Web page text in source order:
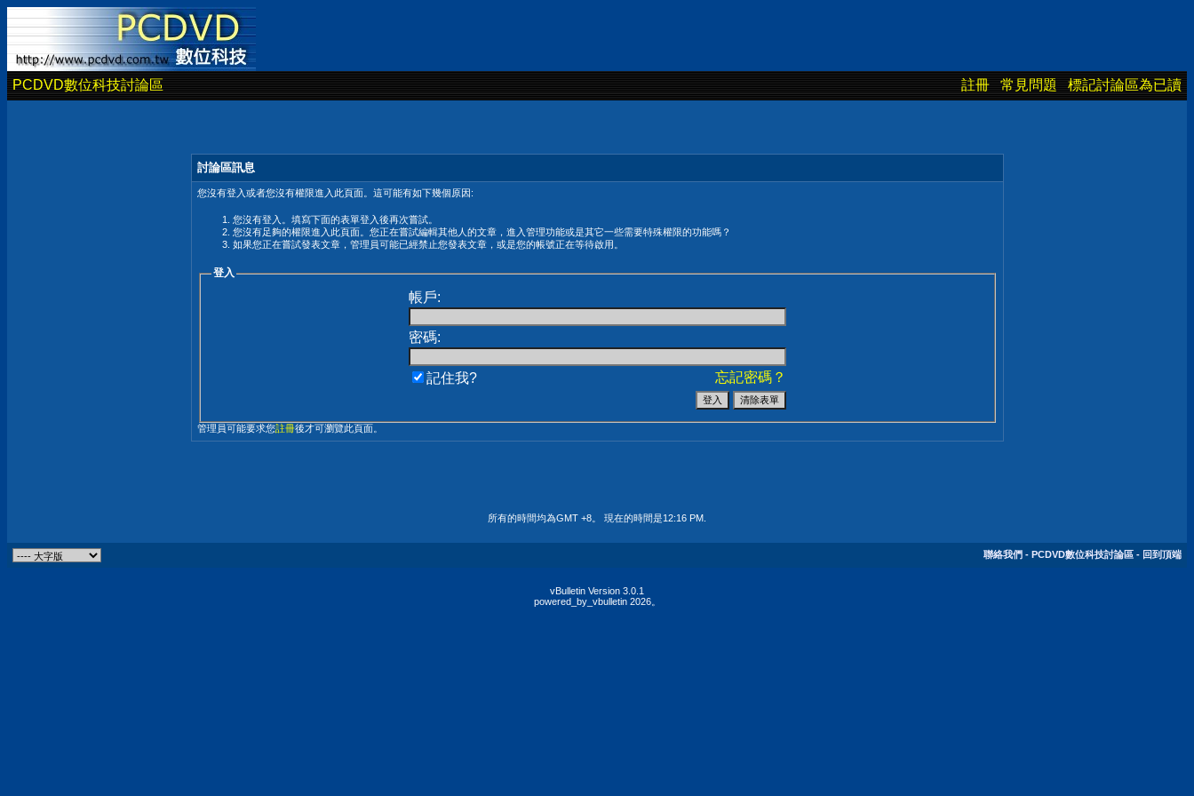
PCDVD數位科技討論區 註冊 常見問題 標記討論區為已讀
討論區訊息
您沒有登入或者您沒有權限進入此頁面。這可能有如下幾個原因:
您沒有登入。填寫下面的表單登入後再次嘗試。
您沒有足夠的權限進入此頁面。您正在嘗試編輯其他人的文章，進入管理功能或是其它一些需要特殊權限的功能嗎？
如果您正在嘗試發表文章，管理員可能已經禁止您發表文章，或是您的帳號正在等待啟用。
登入
帳戶:
密碼:
忘記密碼？
記住我?
管理員可能要求您註冊後才可瀏覽此頁面。
所有的時間均為GMT +8。 現在的時間是12:16 PM
聯絡我們 - PCDVD數位科技討論區 - 回到頂端
vBulletin Version 3.0.1
powered_by_vbulletin 2026。